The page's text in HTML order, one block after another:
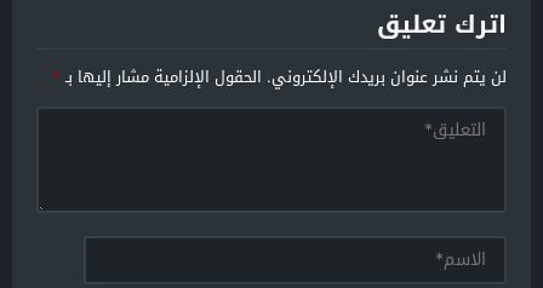
اترك تعليق
لن يتم نشر عنوان بريدك الإلكتروني. الحقول الإلزامية مشار إليها بـ*